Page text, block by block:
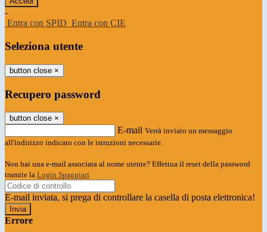
-
Entra con SPID Entra con CIE
Seleziona utente
button close ×
Recupero password
button close ×
E-mail Verrà inviato un messaggio
all'indirizzo indicato con le istruzioni necessarie.
Non hai una e-mail associata al nome utente? Effettua il reset della password
tramite la Login Spaggiari
E-mail inviata, si prega di controllare la casella di posta elettronica!
Errore